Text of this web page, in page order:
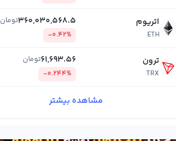
اتریوم
ETH
360,030,568.5تومان
-0.42%
ترون
TRX
61,693.56تومان
-0.244%
مشاهده بیشتر